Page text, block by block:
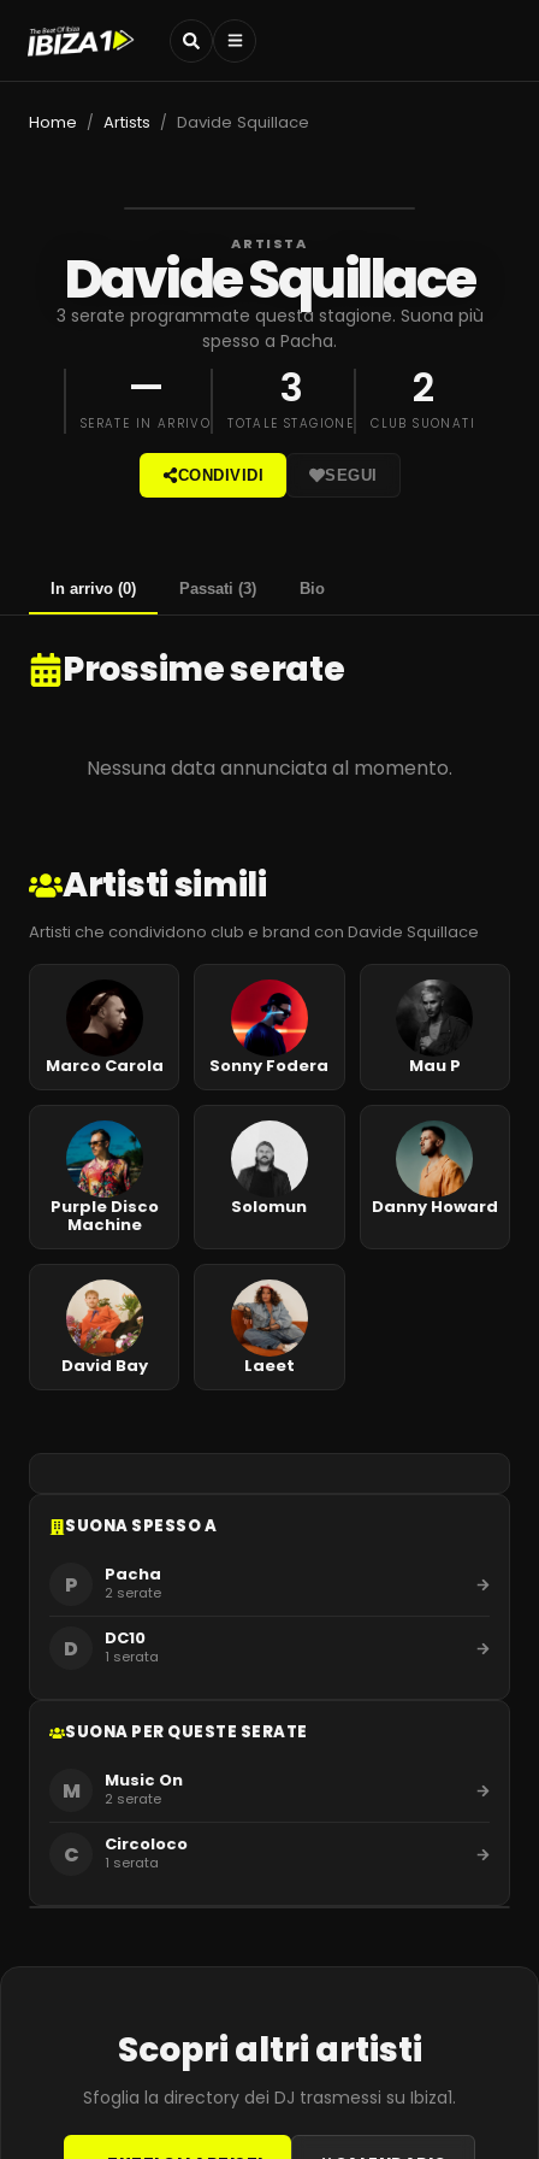
Home / Artists / Davide Squillace
ARTISTA
Davide Squillace
3 serate programmate questa stagione. Suona più
spesso a Pacha.
—
SERATE IN ARRIVO
3
TOTALE STAGIONE
2
CLUB SUONATI
CONDIVIDI SEGUI
In arrivo (0) Passati (3) Bio
Prossime serate
Nessuna data annunciata al momento.
Artisti simili
Artisti che condividono club e brand con Davide Squillace
Marco Carola Sonny Fodera Mau P
Purple Disco
Machine
Solomun Danny Howard
David Bay Laeet
SUONA SPESSO A
P Pacha
2 serate
D DC10
1 serata
SUONA PER QUESTE SERATE
M Music On
2 serate
C Circoloco
1 serata
Scopri altri artisti
Sfoglia la directory dei DJ trasmessi su Ibiza1.